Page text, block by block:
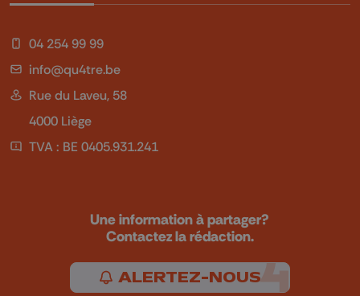
04 254 99 99
info@qu4tre.be
Rue du Laveu, 58
4000 Liège
TVA : BE 0405.931.241
Une information à partager?
Contactez la rédaction.
ALERTEZ-NOUS